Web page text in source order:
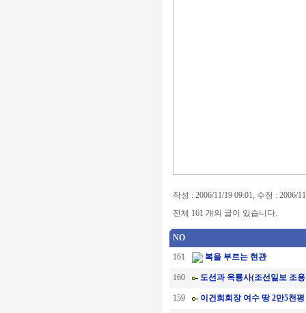
작성 : 2006/11/19 09:01, 수정 : 2006/
전체 161 개의 글이 있습니다.
NO
161
복을 부르는 현관
160 도선과 옥룡사(조선일보 조
159 이건희회장 여수 땅 2만5천